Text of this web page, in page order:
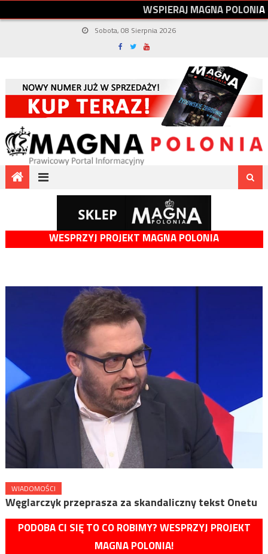
WSPIERAJMAGNAPOLONIA
Sobota, 08 Sierpnia 2026
WESPRZYJ PROJEKT MAGNA POLONIA
WIADOMOŚCI
Węglarczyk przeprasza za skandaliczny tekst Onetu
PODOBA CI SIĘ TO CO ROBIMY? WESPRZYJ PROJEKT
MAGNA POLONIA!